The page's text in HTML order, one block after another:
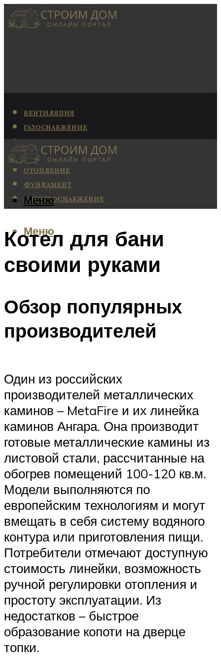
ВЕНТИЛЯЦИЯ
ГАЗОСНАБЖЕНИЕ
КАНАЛИЗАЦИЯ
КОНДИЦИОНИРОВАНИЕ
ОТОПЛЕНИЕ
ФУНДАМЕНТ
ЭЛЕКТРОСНАБЖЕНИЕ
Меню
Меню
Котел для бани
своими руками
Обзор популярных
производителей
Один из российских
производителей металлических
каминов – MetaFire и их линейка
каминов Ангара. Она производит
готовые металлические камины из
листовой стали, рассчитанные на
обогрев помещений 100-120 кв.м.
Модели выполняются по
европейским технологиям и могут
вмещать в себя систему водяного
контура или приготовления пищи.
Потребители отмечают доступную
стоимость линейки, возможность
ручной регулировки отопления и
простоту эксплуатации. Из
недостатков – быстрое
образование копоти на дверце
топки.